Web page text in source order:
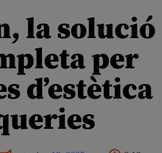
la solució
per
d’estètica